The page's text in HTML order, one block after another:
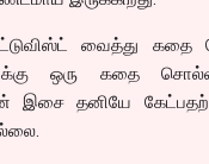
வைத்து கதை
ஒரு கதை
இசை தனியே